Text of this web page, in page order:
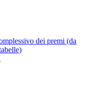
dei premi (da